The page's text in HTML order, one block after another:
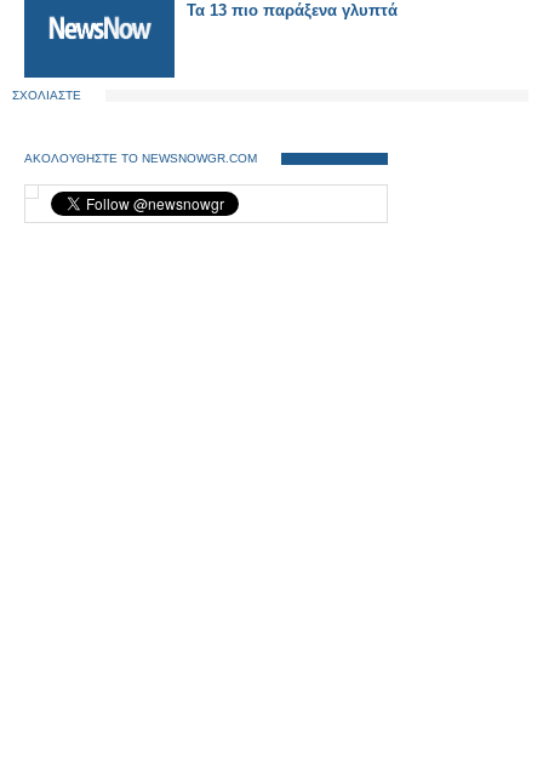
Τα 13 πιο παράξενα γλυπτά
ΣΧΟΛΙΑΣΤΕ
ΑΚΟΛΟΥΘΗΣΤΕ ΤΟ NEWSNOWGR.COM